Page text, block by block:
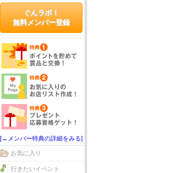
ぐんラボ！
無料メンバー登録
[→メンバー特典の詳細をみる]
お気に入り
行きたいイベント